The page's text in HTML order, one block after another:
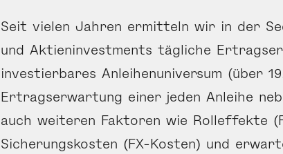
Seit vielen Jahren ermitteln wir in der
und Aktien­investments tägliche
investierbares Anleihen­universum (über
Ertragserwartung einer jeden Anleihe
auch weiteren Faktoren wie Rolleffekte
Sicherungskosten (FX-Kosten) und